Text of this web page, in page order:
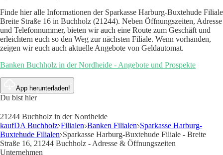
Finde hier alle Informationen der Sparkasse Harburg-Buxtehude Filiale
Breite Straße 16 in Buchholz (21244). Neben Öffnungszeiten, Adresse
und Telefonnummer, bieten wir auch eine Route zum Geschäft und
erleichtern euch so den Weg zur nächsten Filiale. Wenn vorhanden,
zeigen wir euch auch aktuelle Angebote von Geldautomat.
Banken Buchholz in der Nordheide - Angebote und Prospekte
App herunterladen!
Du bist hier
21244 Buchholz in der Nordheide
kaufDA Buchholz Filialen Banken Filialen Sparkasse Harburg-
Buxtehude Filialen Sparkasse Harburg-Buxtehude Filiale - Breite
Straße 16, 21244 Buchholz - Adresse & Öffnungszeiten
Unternehmen